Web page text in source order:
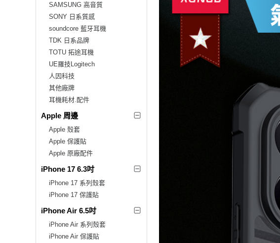
SAMSUNG 高音質
SONY 日系質感
soundcore 藍牙耳機
TDK 日系品牌
TOTU 拓途耳機
UE羅技Logitech
人因科技
其他廠牌
耳機耗材.配件
Apple 周邊
Apple 殼套
Apple 保護貼
Apple 原廠配件
iPhone 17 6.3吋
iPhone 17 系列殼套
iPhone 17 保護貼
iPhone Air 6.5吋
iPhone Air 系列殼套
iPhone Air 保護貼